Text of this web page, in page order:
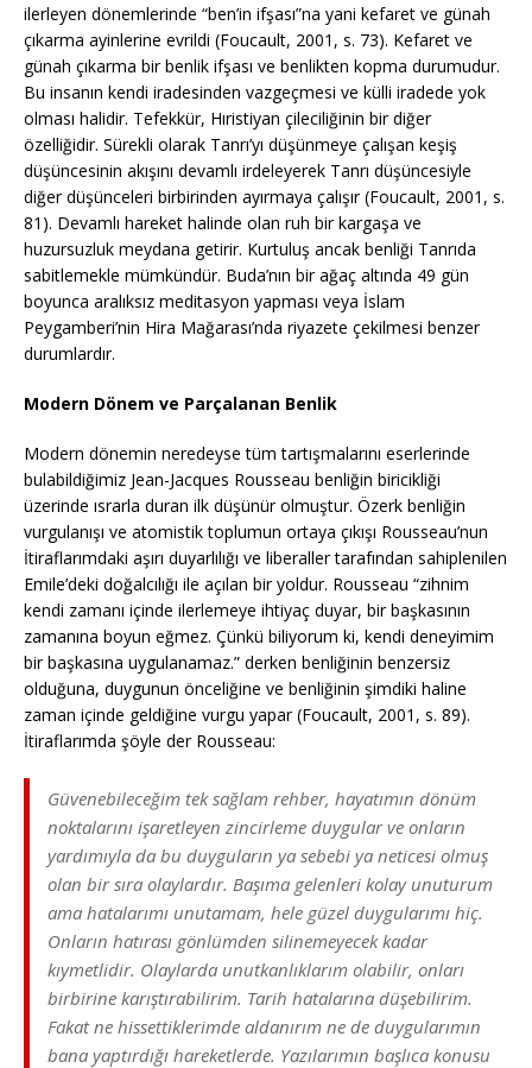
ilerleyen dönemlerinde “ben’in ifşası”na yani kefaret ve günah
çıkarma ayinlerine evrildi (Foucault, 2001, s. 73). Kefaret ve
günah çıkarma bir benlik ifşası ve benlikten kopma durumudur.
Bu insanın kendi iradesinden vazgeçmesi ve külli iradede yok
olması halidir. Tefekkür, Hıristiyan çileciliğinin bir diğer
özelliğidir. Sürekli olarak Tanrı’yı düşünmeye çalışan keşiş
düşüncesinin akışını devamlı irdeleyerek Tanrı düşüncesiyle
diğer düşünceleri birbirinden ayırmaya çalışır (Foucault, 2001, s.
81). Devamlı hareket halinde olan ruh bir kargaşa ve
huzursuzluk meydana getirir. Kurtuluş ancak benliği Tanrıda
sabitlemekle mümkündür. Buda’nın bir ağaç altında 49 gün
boyunca aralıksız meditasyon yapması veya İslam
Peygamberi’nin Hira Mağarası’nda riyazete çekilmesi benzer
durumlardır.
Modern Dönem ve Parçalanan Benlik
Modern dönemin neredeyse tüm tartışmalarını eserlerinde
bulabildiğimiz Jean-Jacques Rousseau benliğin biricikliği
üzerinde ısrarla duran ilk düşünür olmuştur. Özerk benliğin
vurgulanışı ve atomistik toplumun ortaya çıkışı Rousseau’nun
İtiraflarımdaki aşırı duyarlılığı ve liberaller tarafından sahiplenilen
Emile’deki doğalcılığı ile açılan bir yoldur. Rousseau “zihnim
kendi zamanı içinde ilerlemeye ihtiyaç duyar, bir başkasının
zamanına boyun eğmez. Çünkü biliyorum ki, kendi deneyimim
bir başkasına uygulanamaz.” derken benliğinin benzersiz
olduğuna, duygunun önceliğine ve benliğinin şimdiki haline
zaman içinde geldiğine vurgu yapar (Foucault, 2001, s. 89).
İtiraflarımda şöyle der Rousseau:
Güvenebileceğim tek sağlam rehber, hayatımın dönüm
noktalarını işaretleyen zincirleme duygular ve onların
yardımıyla da bu duyguların ya sebebi ya neticesi olmuş
olan bir sıra olaylardır. Başıma gelenleri kolay unuturum
ama hatalarımı unutamam, hele güzel duygularımı hiç.
Onların hatırası gönlümden silinemeyecek kadar
kıymetlidir. Olaylarda unutkanlıklarım olabilir, onları
birbirine karıştırabilirim. Tarih hatalarına düşebilirim.
Fakat ne hissettiklerimde aldanırım ne de duygularımın
bana yaptırdığı hareketlerde. Yazılarımın başlıca konusu